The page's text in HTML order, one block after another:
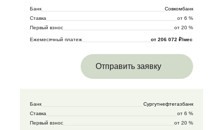
Банк
Совкомбанк
Ставка
от 6 %
Первый взнос
от 20 %
Ежемесячный платеж от 206 072 ₽/мес
Отправить заявку
Банк
Сургутнефтегазбанк
Ставка
от 6 %
Первый взнос
от 20 %